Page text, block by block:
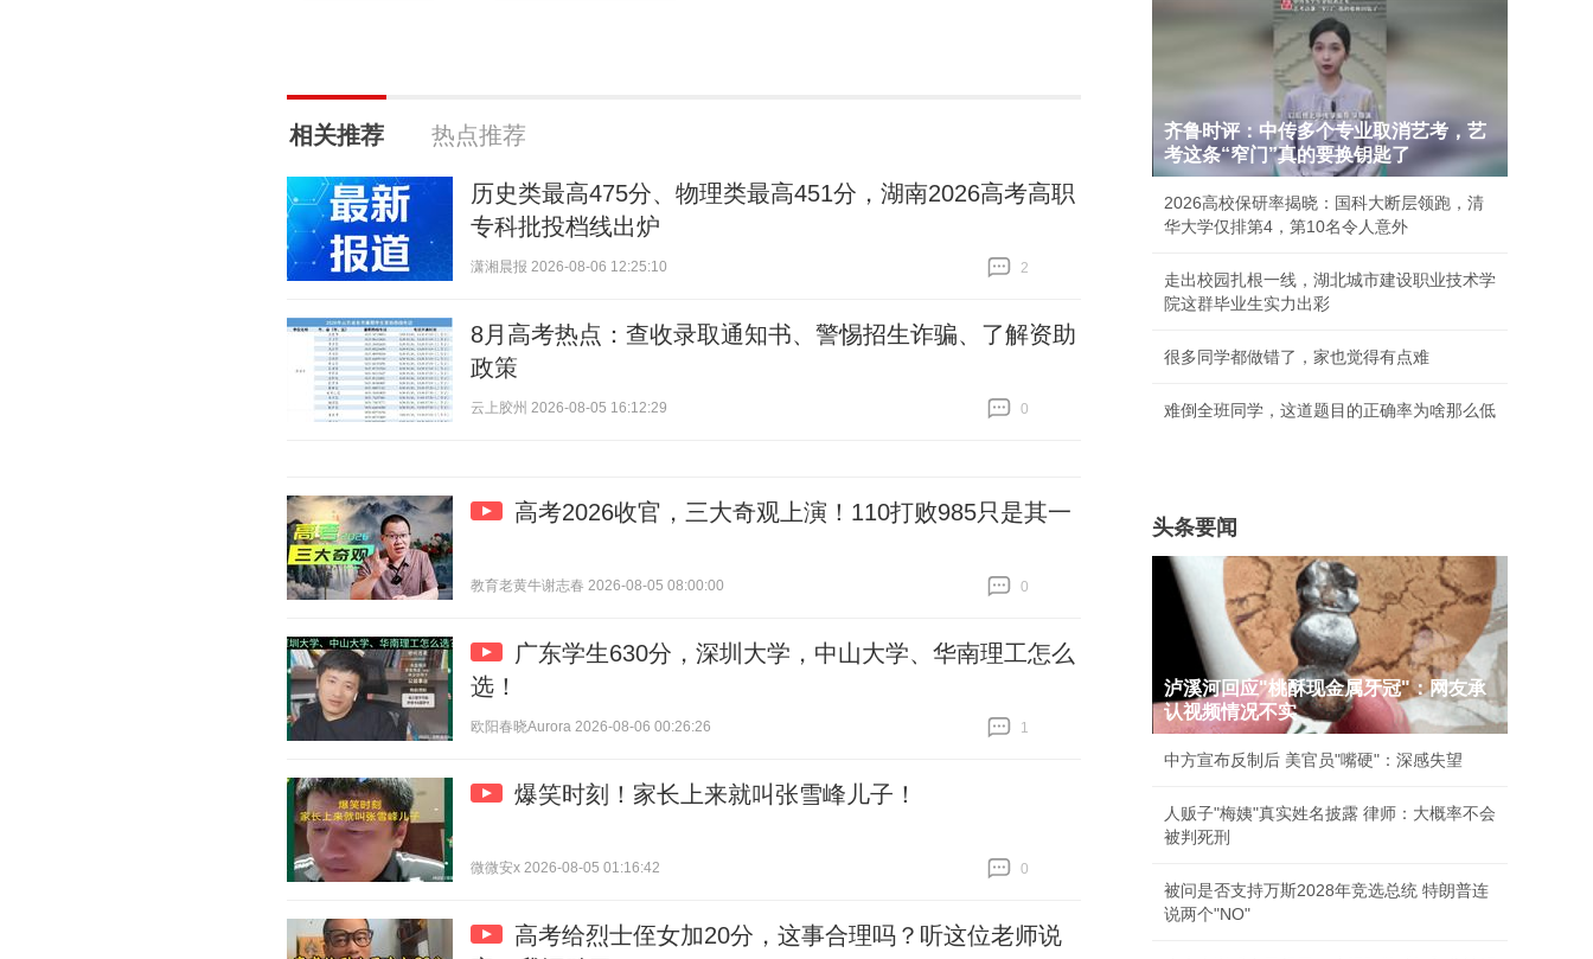
相关推荐 热点推荐
历史类最高475分、物理类最高451分，湖南2026高考高职
专科批投档线出炉
潇湘晨报 2026-08-06 12:25:10
2
8月高考热点：查收录取通知书、警惕招生诈骗、了解资助
政策
云上胶州 2026-08-05 16:12:29
0
高考2026收官，三大奇观上演！110打败985只是其一
教育老黄牛谢志春 2026-08-05 08:00:00
0
广东学生630分，深圳大学，中山大学、华南理工怎么
选！
欧阳春晓Aurora 2026-08-06 00:26:26
1
爆笑时刻！家长上来就叫张雪峰儿子！
微微安x 2026-08-05 01:16:42
0
高考给烈士侄女加20分，这事合理吗？听这位老师说
齐鲁时评：中传多个专业取消艺考，艺
考这条“窄门”真的要换钥匙了
2026高校保研率揭晓：国科大断层领跑，清
华大学仅排第4，第10名令人意外
走出校园扎根一线，湖北城市建设职业技术学
院这群毕业生实力出彩
很多同学都做错了，家也觉得有点难
难倒全班同学，这道题目的正确率为啥那么低
头条要闻
泸溪河回应"桃酥现金属牙冠"：网友承
认视频情况不实
中方宣布反制后 美官员"嘴硬"：深感失望
人贩子"梅姨"真实姓名披露 律师：大概率不会
被判死刑
被问是否支持万斯2028年竞选总统 特朗普连
说两个"NO"